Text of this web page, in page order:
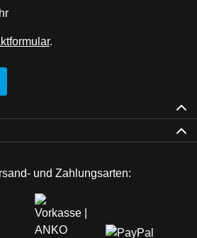
.
und Zahlungsarten: